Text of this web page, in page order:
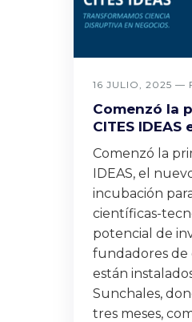
16 JULIO, 2025 —
Comenzó la
CITES IDEAS
Comenzó la
IDEAS, el
incubación
científicas-
potencial de
fundadores de
están
Sunchales,
tres meses,